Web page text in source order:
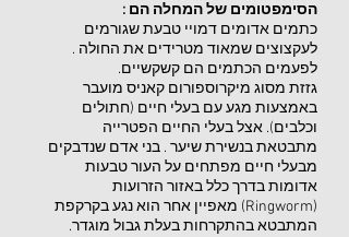
הסימפטומים של המחלה הם :
כתמים אדומים דמויי טבעת שגורמים
לעקצוצים שמאוד מטרידים את החולה .
לפעמים הכתמים הם קשקשיים.
גזזת מסוג מיקרוספורום קאניס מועבר
באמצעות מגע עם בעלי חיים (חתולים
וכלבים). אצל בעלי החיים הפטרייה
מתבטאת בנשירת שיער . בני אדם שנדבקים
מבעלי חיים מפתחים על העור טבעות
אדומות בדרך כלל באזור הזרועות
(Ringworm) מאפיין אחר הוא נגע בקרקפת
המתבטא בהתקרחות בעלת גבול מוגדר.